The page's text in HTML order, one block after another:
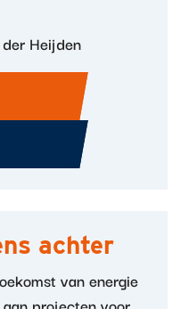
Heijden
achter
van energie